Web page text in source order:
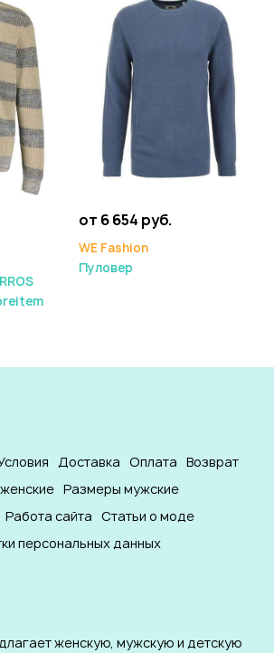
от 6 654 руб.
WE Fashion
Пуловер
Доставка Оплата Возврат
Размеры мужские
Работа сайта Статьи о моде
персональных данных
женскую, мужскую и детскую